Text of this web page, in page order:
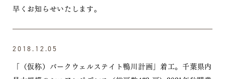
早くお知らせいたします。
2018.12.05
「（仮称）パークウェルステイト鴨川計画」着工。千葉県内